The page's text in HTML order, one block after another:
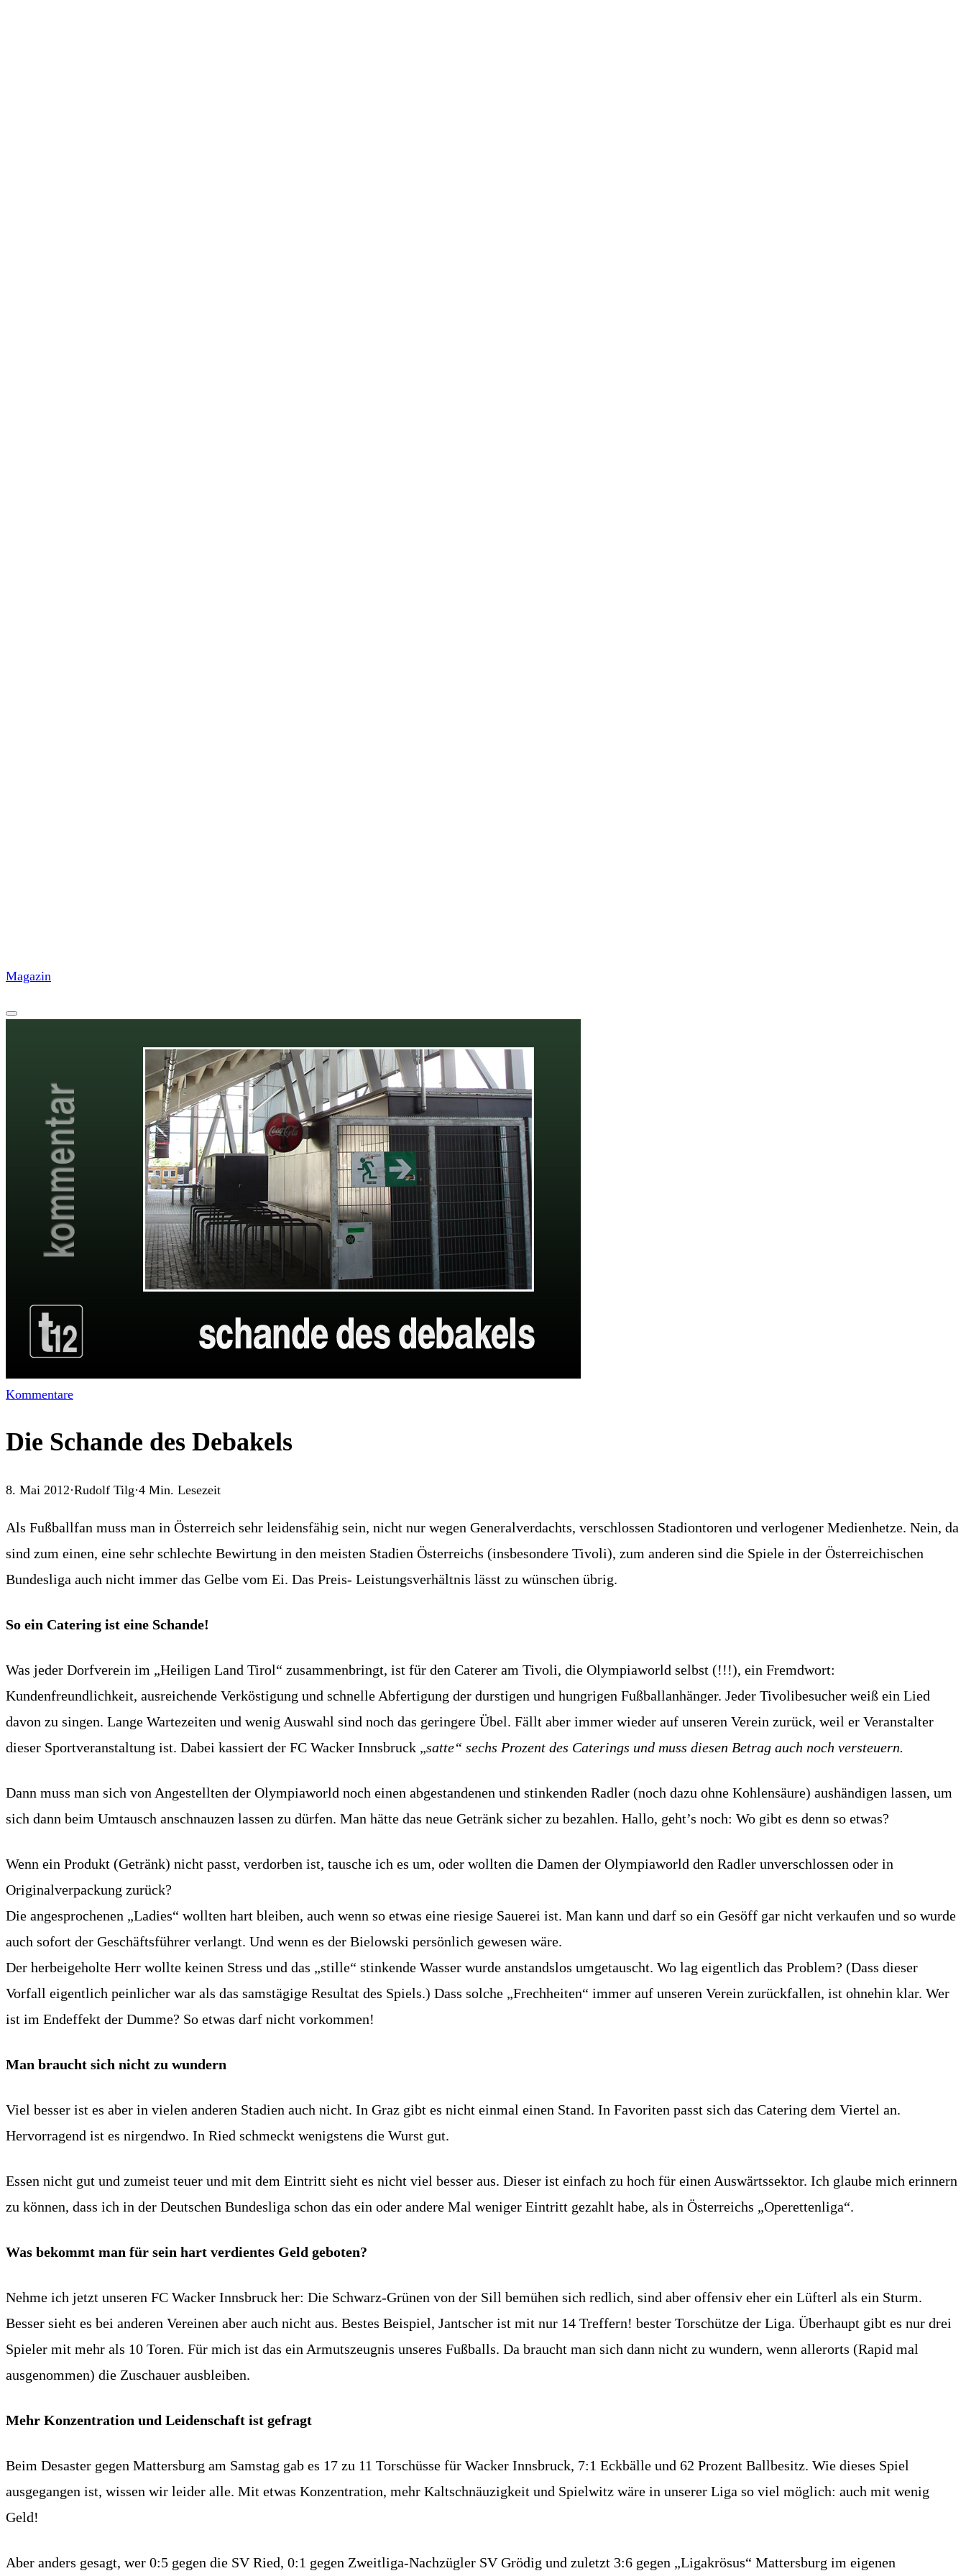
Magazin
Kommentare
Die Schande des Debakels
8. Mai 2012·Rudolf Tilg·4 Min. Lesezeit
Als Fußballfan muss man in Österreich sehr leidensfähig sein, nicht nur wegen Generalverdachts, verschlossen Stadiontoren und verlogener Medienhetze. Nein, da
sind zum einen, eine sehr schlechte Bewirtung in den meisten Stadien Österreichs (insbesondere Tivoli), zum anderen sind die Spiele in der Österreichischen
Bundesliga auch nicht immer das Gelbe vom Ei. Das Preis- Leistungsverhältnis lässt zu wünschen übrig.
So ein Catering ist eine Schande!
Was jeder Dorfverein im „Heiligen Land Tirol“ zusammenbringt, ist für den Caterer am Tivoli, die Olympiaworld selbst (!!!), ein Fremdwort:
Kundenfreundlichkeit, ausreichende Verköstigung und schnelle Abfertigung der durstigen und hungrigen Fußballanhänger. Jeder Tivolibesucher weiß ein Lied
davon zu singen. Lange Wartezeiten und wenig Auswahl sind noch das geringere Übel. Fällt aber immer wieder auf unseren Verein zurück, weil er Veranstalter
dieser Sportveranstaltung ist. Dabei kassiert der FC Wacker Innsbruck „satte“ sechs Prozent des Caterings und muss diesen Betrag auch noch versteuern.
Dann muss man sich von Angestellten der Olympiaworld noch einen abgestandenen und stinkenden Radler (noch dazu ohne Kohlensäure) aushändigen lassen, um
sich dann beim Umtausch anschnauzen lassen zu dürfen. Man hätte das neue Getränk sicher zu bezahlen. Hallo, geht’s noch: Wo gibt es denn so etwas?
Wenn ein Produkt (Getränk) nicht passt, verdorben ist, tausche ich es um, oder wollten die Damen der Olympiaworld den Radler unverschlossen oder in
Originalverpackung zurück?
Die angesprochenen „Ladies“ wollten hart bleiben, auch wenn so etwas eine riesige Sauerei ist. Man kann und darf so ein Gesöff gar nicht verkaufen und so wurde
auch sofort der Geschäftsführer verlangt. Und wenn es der Bielowski persönlich gewesen wäre.
Der herbeigeholte Herr wollte keinen Stress und das „stille“ stinkende Wasser wurde anstandslos umgetauscht. Wo lag eigentlich das Problem? (Dass dieser
Vorfall eigentlich peinlicher war als das samstägige Resultat des Spiels.) Dass solche „Frechheiten“ immer auf unseren Verein zurückfallen, ist ohnehin klar. Wer
ist im Endeffekt der Dumme? So etwas darf nicht vorkommen!
Man braucht sich nicht zu wundern
Viel besser ist es aber in vielen anderen Stadien auch nicht. In Graz gibt es nicht einmal einen Stand. In Favoriten passt sich das Catering dem Viertel an.
Hervorragend ist es nirgendwo. In Ried schmeckt wenigstens die Wurst gut.
Essen nicht gut und zumeist teuer und mit dem Eintritt sieht es nicht viel besser aus. Dieser ist einfach zu hoch für einen Auswärtssektor. Ich glaube mich erinnern
zu können, dass ich in der Deutschen Bundesliga schon das ein oder andere Mal weniger Eintritt gezahlt habe, als in Österreichs „Operettenliga“.
Was bekommt man für sein hart verdientes Geld geboten?
Nehme ich jetzt unseren FC Wacker Innsbruck her: Die Schwarz-Grünen von der Sill bemühen sich redlich, sind aber offensiv eher ein Lüfterl als ein Sturm.
Besser sieht es bei anderen Vereinen aber auch nicht aus. Bestes Beispiel, Jantscher ist mit nur 14 Treffern! bester Torschütze der Liga. Überhaupt gibt es nur drei
Spieler mit mehr als 10 Toren. Für mich ist das ein Armutszeugnis unseres Fußballs. Da braucht man sich dann nicht zu wundern, wenn allerorts (Rapid mal
ausgenommen) die Zuschauer ausbleiben.
Mehr Konzentration und Leidenschaft ist gefragt
Beim Desaster gegen Mattersburg am Samstag gab es 17 zu 11 Torschüsse für Wacker Innsbruck, 7:1 Eckbälle und 62 Prozent Ballbesitz. Wie dieses Spiel
ausgegangen ist, wissen wir leider alle. Mit etwas Konzentration, mehr Kaltschnäuzigkeit und Spielwitz wäre in unserer Liga so viel möglich: auch mit wenig
Geld!
Aber anders gesagt, wer 0:5 gegen die SV Ried, 0:1 gegen Zweitliga-Nachzügler SV Grödig und zuletzt 3:6 gegen „Ligakrösus“ Mattersburg im eigenen